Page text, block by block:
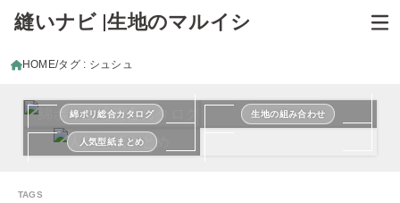
縫いナビ |生地のマルイシ
HOME タグ : シュシュ
綿ポリ総合カタログ 生地の組み合わせ
人気型紙まとめ